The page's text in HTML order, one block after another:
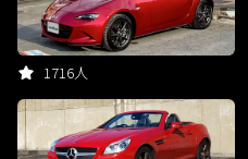
1716人